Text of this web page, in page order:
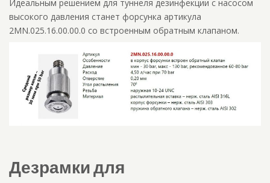
Идеальным решением для туннеля дезинфекции с насосом
высокого давления станет форсунка артикула
2MN.025.16.00.00.0 со встроенным обратным клапаном.
Дезрамки для